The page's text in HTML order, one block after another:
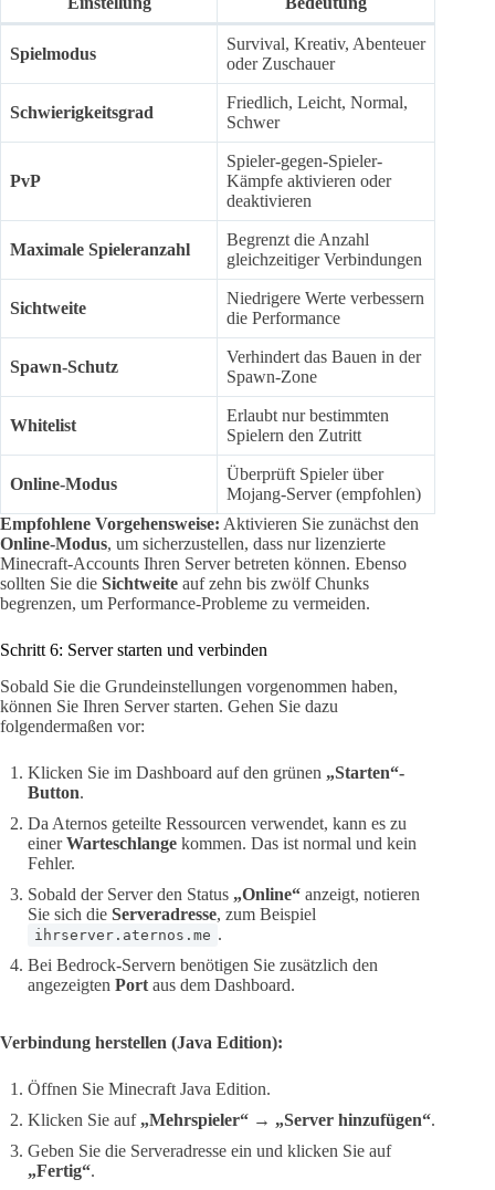
Spielmodus
Survival, Kreativ, Abenteuer
oder Zuschauer
Schwierigkeitsgrad
Friedlich, Leicht, Normal,
Schwer
PvP
Spieler-gegen-Spieler-
Kämpfe aktivieren oder
deaktivieren
Maximale Spieleranzahl
Begrenzt die Anzahl
gleichzeitiger Verbindungen
Sichtweite
Niedrigere Werte verbessern
die Performance
Spawn-Schutz
Verhindert das Bauen in der
Spawn-Zone
Whitelist
Erlaubt nur bestimmten
Spielern den Zutritt
Online-Modus
Überprüft Spieler über
Mojang-Server (empfohlen)
Empfohlene Vorgehensweise: Aktivieren Sie zunächst den
Online-Modus, um sicherzustellen, dass nur lizenzierte
Minecraft-Accounts Ihren Server betreten können. Ebenso
sollten Sie die Sichtweite auf zehn bis zwölf Chunks
begrenzen, um Performance-Probleme zu vermeiden.
Schritt 6: Server starten und verbinden
Sobald Sie die Grundeinstellungen vorgenommen haben,
können Sie Ihren Server starten. Gehen Sie dazu
folgendermaßen vor:
Klicken Sie im Dashboard auf den grünen „Starten“-
Button.
Da Aternos geteilte Ressourcen verwendet, kann es zu
einerWarteschlange kommen. Das ist normal und kein
Fehler.
Sobald der Server den Status „Online“ anzeigt, notieren
Sie sich die Serveradresse, zum Beispiel
ihrserver.aternos.me .
Bei Bedrock-Servern benötigen Sie zusätzlich den
angezeigten Port aus dem Dashboard.
Verbindung herstellen (Java Edition):
Öffnen Sie Minecraft Java Edition.
Klicken Sie auf „Mehrspieler“ → „Server hinzufügen“.
Geben Sie die Serveradresse ein und klicken Sie auf
„Fertig“.